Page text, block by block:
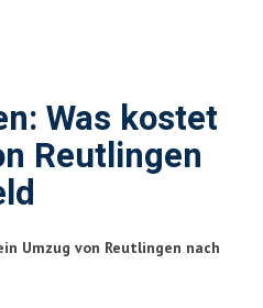
Was kostet
Reutlingen
Umzug von Reutlingen nach